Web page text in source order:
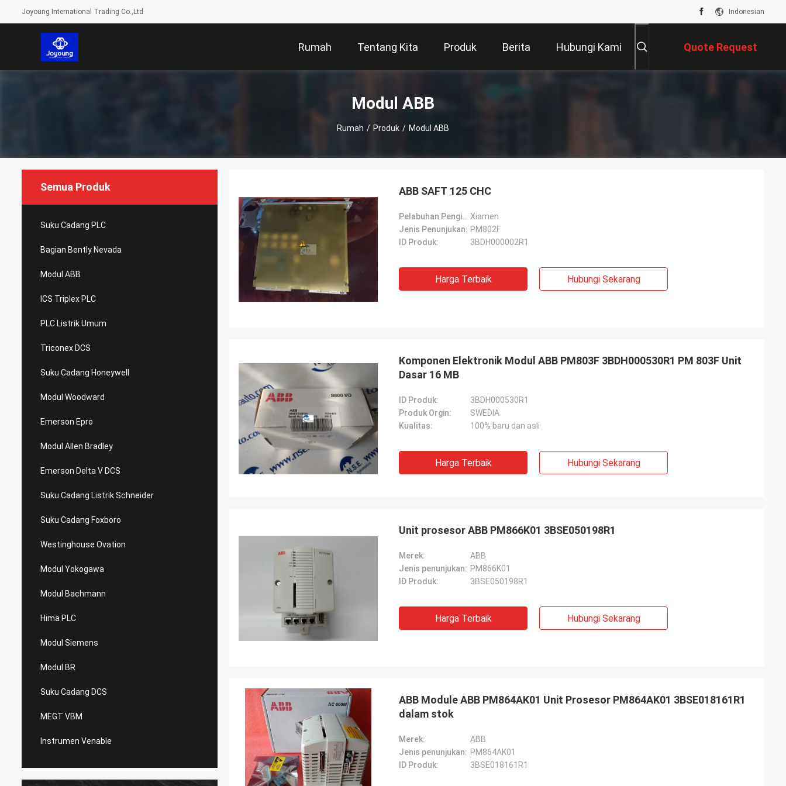
Joyoung International Trading Co.,Ltd Indonesian
Rumah Tentang Kita Produk Berita Hubungi Kami Quote Request
Modul ABB
Rumah / Produk / Modul ABB
Semua Produk
Suku Cadang PLC
Bagian Bently Nevada
Modul ABB
ICS Triplex PLC
PLC Listrik Umum
Triconex DCS
Suku Cadang Honeywell
Modul Woodward
Emerson Epro
Modul Allen Bradley
Emerson Delta V DCS
Suku Cadang Listrik Schneider
Suku Cadang Foxboro
Westinghouse Ovation
Modul Yokogawa
Modul Bachmann
Hima PLC
Modul Siemens
Modul BR
Suku Cadang DCS
MEGT VBM
Instrumen Venable
ABB SAFT 125 CHC
Pelabuhan Pengiriman: Xiamen
Jenis Penunjukan: PM802F
ID Produk:
3BDH000002R1
Harga Terbaik Hubungi Sekarang
Komponen Elektronik Modul ABB PM803F 3BDH000530R1 PM 803F Unit
Dasar 16 MB
ID Produk:
3BDH000530R1
Produk Orgin:
SWEDIA
Kualitas:
100% baru dan asli
Harga Terbaik Hubungi Sekarang
Unit prosesor ABB PM866K01 3BSE050198R1
Merek:
ABB
Jenis penunjukan: PM866K01
ID Produk:
3BSE050198R1
Harga Terbaik Hubungi Sekarang
ABB Module ABB PM864AK01 Unit Prosesor PM864AK01 3BSE018161R1
dalam stok
Merek:
ABB
Jenis penunjukan: PM864AK01
ID Produk:
3BSE018161R1